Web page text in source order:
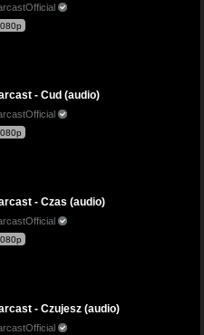
- Cud (audio)
- Czas (audio)
- Czujesz (audio)